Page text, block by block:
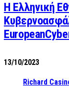
Η Ελληνική
13/10/2023
Richard